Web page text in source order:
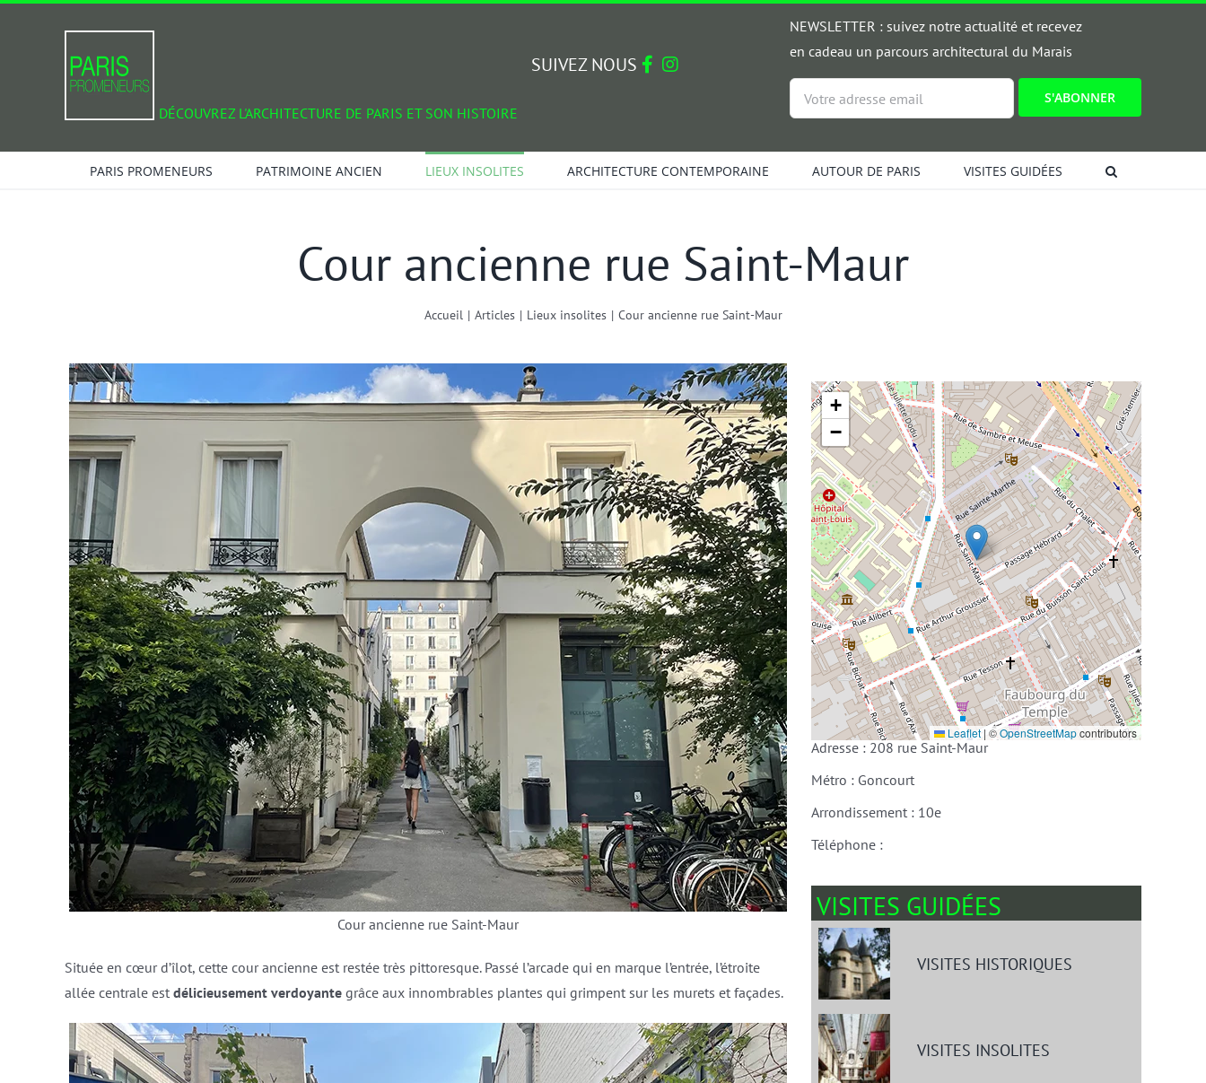
DÉCOUVREZ L'ARCHITECTURE DE PARIS ET SON HISTOIRE
SUIVEZ NOUS
NEWSLETTER : suivez notre actualité et recevez
en cadeau un parcours architectural du Marais
Email
*
PARIS PROMENEURS PATRIMOINE ANCIEN LIEUX INSOLITES ARCHITECTURE CONTEMPORAINE AUTOUR DE PARIS VISITES GUIDÉES
Cour ancienne rue Saint-Maur
Accueil | Articles | Lieux insolites | Cour ancienne rue Saint-Maur
Cour ancienne rue Saint-Maur
Située en cœur d’îlot, cette cour ancienne est restée très pittoresque. Passé l’arcade qui en marque l’entrée, l’étroite
allée centrale est délicieusement verdoyantegrâce aux innombrables plantes qui grimpent sur les murets et façades.
+
−
Leaflet | ©OpenStreetMapcontributors
Adresse : 208 rue Saint-Maur
Métro : Goncourt
Arrondissement : 10e
Téléphone :
VISITES GUIDÉES
VISITES HISTORIQUES
VISITES INSOLITES